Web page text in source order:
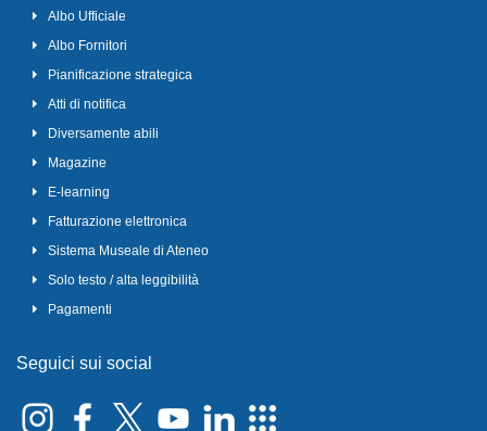
Albo Ufficiale
Albo Fornitori
Pianificazione strategica
Atti di notifica
Diversamente abili
Magazine
E-learning
Fatturazione elettronica
Sistema Museale di Ateneo
Solo testo / alta leggibilità
Pagamenti
Seguici sui social